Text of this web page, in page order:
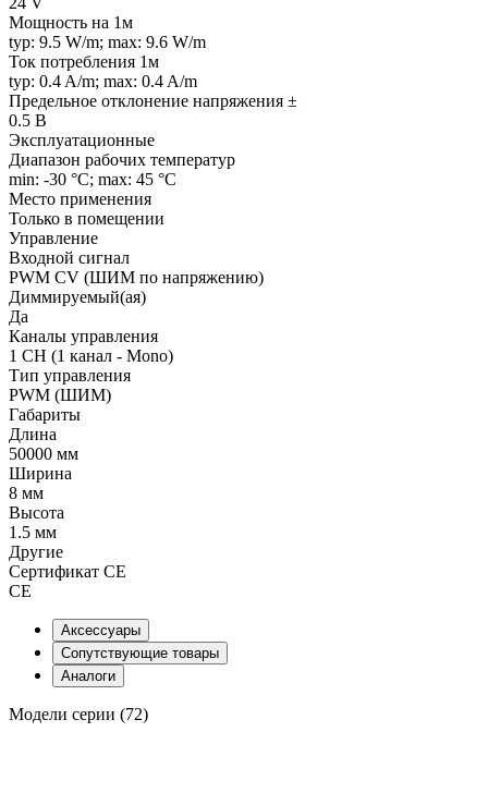
Мощность на 1м
typ: 9.5 W/m; max: 9.6 W/m
Ток потребления 1м
typ: 0.4 A/m; max: 0.4 A/m
Предельное отклонение напряжения ±
0.5 В
Эксплуатационные
Диапазон рабочих температур
min: -30 °C; max: 45 °C
Место применения
Только в помещении
Управление
Входной сигнал
PWM СV (ШИМ по напряжению)
Диммируемый(ая)
Да
Каналы управления
1 CH (1 канал - Mono)
Тип управления
PWM (ШИМ)
Габариты
Длина
50000 мм
Ширина
8 мм
Высота
1.5 мм
Другие
Сертификат CE
CE
Аксессуары
Сопутствующие товары
Аналоги
Модели серии (72)